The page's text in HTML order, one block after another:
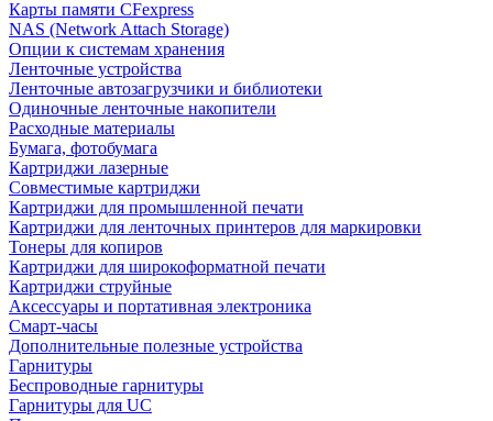
Карты памяти CFexpress
NAS (Network Attach Storage)
Опции к системам хранения
Ленточные устройства
Ленточные автозагрузчики и библиотеки
Одиночные ленточные накопители
Расходные материалы
Бумага, фотобумага
Картриджи лазерные
Совместимые картриджи
Картриджи для промышленной печати
Картриджи для ленточных принтеров для маркировки
Тонеры для копиров
Картриджи для широкоформатной печати
Картриджи струйные
Аксессуары и портативная электроника
Смарт-часы
Дополнительные полезные устройства
Гарнитуры
Беспроводные гарнитуры
Гарнитуры для UC